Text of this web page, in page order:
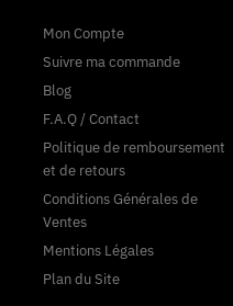
Mon Compte
Suivre ma commande
Blog
F.A.Q / Contact
Politique de remboursement
et de retours
Conditions Générales de
Ventes
Mentions Légales
Plan du Site